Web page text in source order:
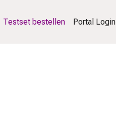
Testset bestellen Portal Login